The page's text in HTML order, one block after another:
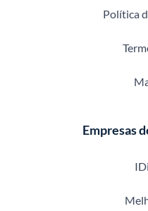
Política
Empresas